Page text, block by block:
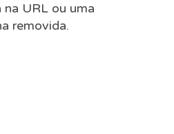
URL ou uma
removida.